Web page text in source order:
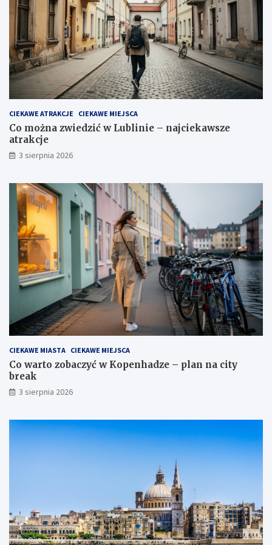
CIEKAWE ATRAKCJE CIEKAWE MIEJSCA
Co można zwiedzić w Lublinie – najciekawsze
atrakcje
3 sierpnia 2026
CIEKAWE MIASTA CIEKAWE MIEJSCA
Co warto zobaczyć w Kopenhadze – plan na city
break
3 sierpnia 2026